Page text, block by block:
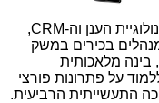
הענן וה-CRM
,
בכירים במשק
בינה מלאכותית
על פתרונות פורצי
התעשייתית הרביעית.